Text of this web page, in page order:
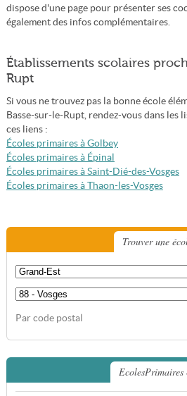
dispose d'une page pour présenter ses
également des infos complémentaires.
Établissements scolaires
Rupt
Si vous ne trouvez pas la bonne école
Basse-sur-le-Rupt, rendez-vous dans les
ces liens :
Écoles primaires à Golbey
Écoles primaires à Épinal
Écoles primaires à Saint-Dié-des-Vosges
Écoles primaires à Thaon-les-Vosges
Trouver une
Par code postal
EcolesPrimaires